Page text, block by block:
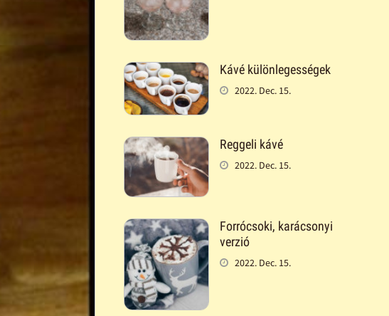
Kávé különlegességek
2022. Dec. 15.
Reggeli kávé
2022. Dec. 15.
Forrócsoki, karácsonyi
verzió
2022. Dec. 15.